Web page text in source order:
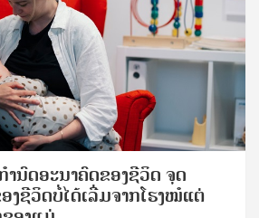
ນົດອະນາຄົດຂອງຊີວິດ ຈຸດ
ຊີວິດບໍ່ໄດ້ເລີ່ມຈາກໂຮງໝໍແຕ່